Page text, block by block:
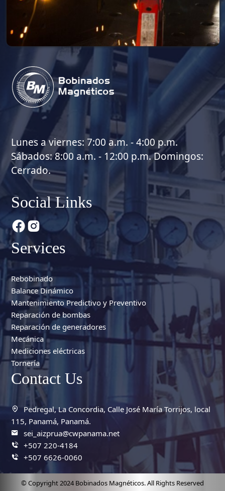
Lunes a viernes: 7:00 a.m. - 4:00 p.m.
Sábados: 8:00 a.m. - 12:00 p.m. Domingos:
Cerrado.
Social Links
Services
Rebobinado
Balance Dinámico
Mantenimiento Predictivo y Preventivo
Reparación de bombas
Reparación de generadores
Mecánica
Mediciones eléctricas
Tornería
Contact Us
Pedregal, La Concordia, Calle José María Torrijos, local
115, Panamá, Panamá.
sei_aizprua@cwpanama.net
+507 220-4184
+507 6626-0060
© Copyright 2024 Bobinados Magnéticos. All Rights Reserved